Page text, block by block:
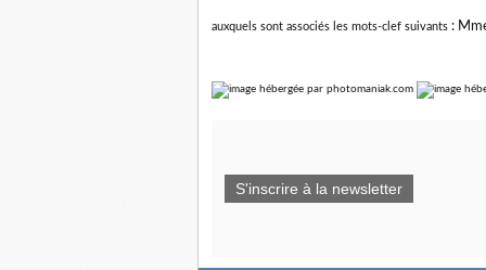
auxquels sont associés les mots-clef suivants :
S'inscrire à la newsletter